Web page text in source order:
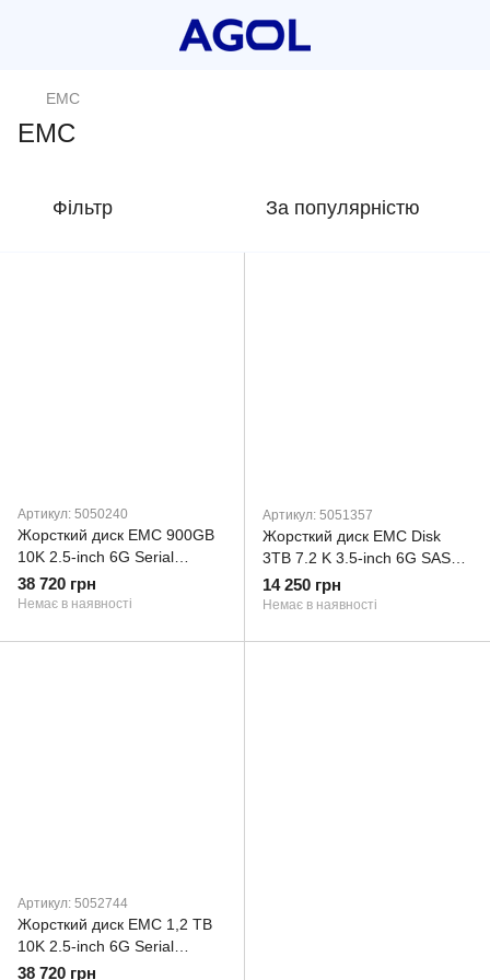
EMC
EMC
Фільтр За популярністю
Артикул: 5050240
Жорсткий диск EMC 900GB
10K 2.5-inch 6G Serial
Attached SCSI (SAS) Hot-
Plug (5050240)
38 720 грн
Немає в наявності
Артикул: 5051357
Жорсткий диск EMC Disk
3TB 7.2 K 3.5-inch 6G SAS
(005051357)
14 250 грн
Немає в наявності
Артикул: 5052744
Жорсткий диск EMC 1,2 TB
10K 2.5-inch 6G Serial
Attached SCSI (SAS) Hot-
38 720 грн